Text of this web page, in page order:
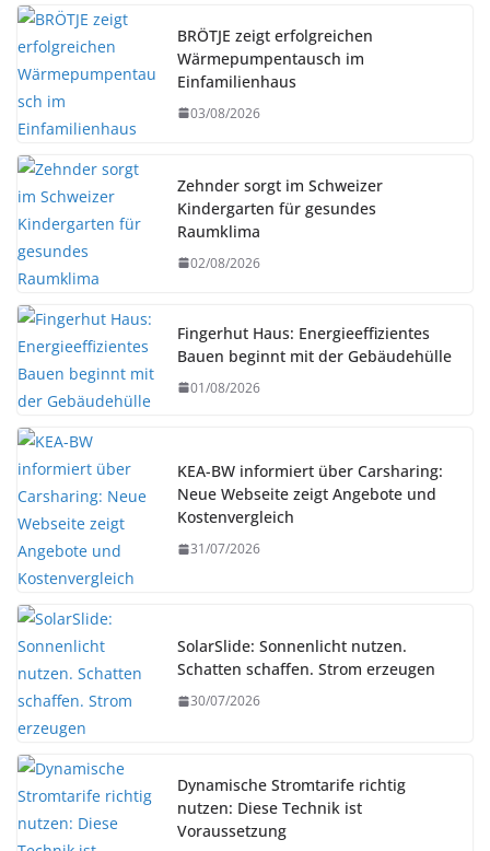
BRÖTJE zeigt erfolgreichen
Wärmepumpentausch im
Einfamilienhaus
03/08/2026
Zehnder sorgt im Schweizer
Kindergarten für gesundes
Raumklima
02/08/2026
Fingerhut Haus: Energieeffizientes
Bauen beginnt mit der Gebäudehülle
01/08/2026
KEA-BW informiert über Carsharing:
Neue Webseite zeigt Angebote und
Kostenvergleich
31/07/2026
SolarSlide: Sonnenlicht nutzen.
Schatten schaffen. Strom erzeugen
30/07/2026
Dynamische Stromtarife richtig
nutzen: Diese Technik ist
Voraussetzung